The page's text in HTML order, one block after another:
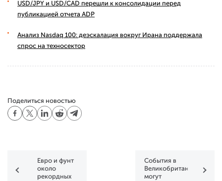
USD/JPY и USD/CAD перешли к консолидации перед
публикацией отчета ADP
Анализ Nasdaq 100: деэскалация вокруг Ирана поддержала
спрос на техносектор
Поделиться новостью
Евро и фунт
около
рекордных
События в
Великобритании
могут